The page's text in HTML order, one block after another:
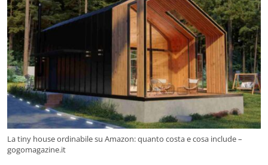
La tiny house ordinabile su Amazon: quanto costa e cosa include –
gogomagazine.it